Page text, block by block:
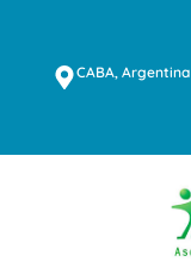
CABA, Argentina